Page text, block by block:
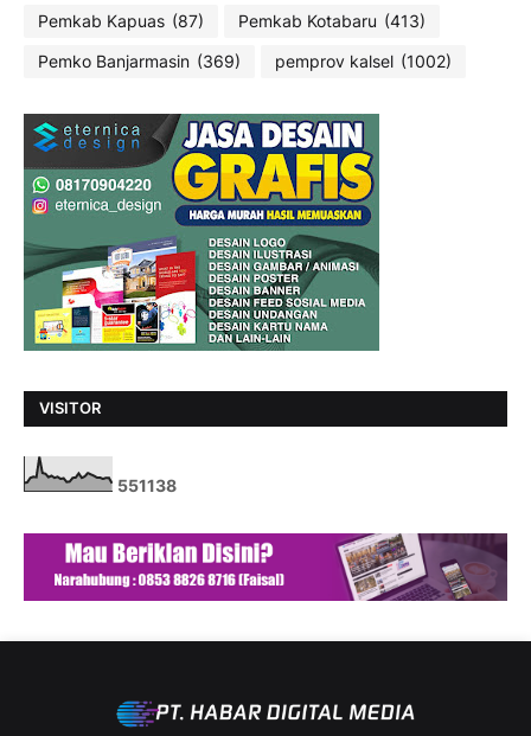
Pemkab Kapuas (87) Pemkab Kotabaru (413)
Pemko Banjarmasin (369) pemprov kalsel (1002)
VISITOR
551138